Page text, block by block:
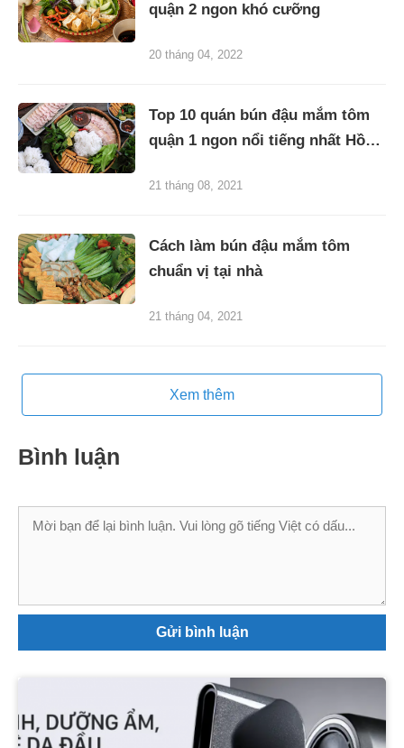
quận 2 ngon khó cưỡng
20 tháng 04, 2022
Top 10 quán bún đậu mắm tôm
quận 1 ngon nổi tiếng nhất Hồ
21 tháng 08, 2021
Cách làm bún đậu mắm tôm
chuẩn vị tại nhà
21 tháng 04, 2021
Xem thêm
Bình luận
Bình